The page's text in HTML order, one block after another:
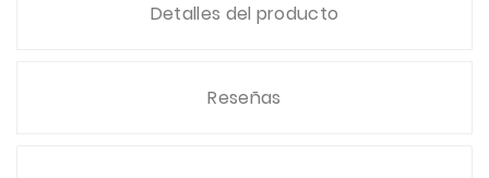
Detalles del producto
Reseñas